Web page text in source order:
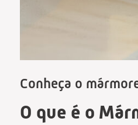
Conheça o
O que é o